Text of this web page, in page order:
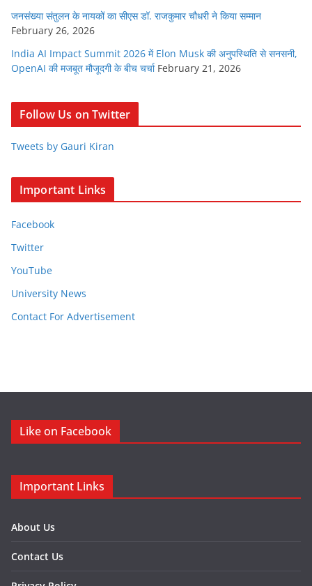
जनसंख्या संतुलन के नायकों का सीएस डॉ. राजकुमार चौधरी ने किया सम्मान
February 26, 2026
India AI Impact Summit 2026 में Elon Musk की अनुपस्थिति से सनसनी,
OpenAI की मजबूत मौजूदगी के बीच चर्चा February 21, 2026
Follow Us on Twitter
Tweets by Gauri Kiran
Important Links
Facebook
Twitter
YouTube
University News
Contact For Advertisement
Like on Facebook
Important Links
About Us
Contact Us